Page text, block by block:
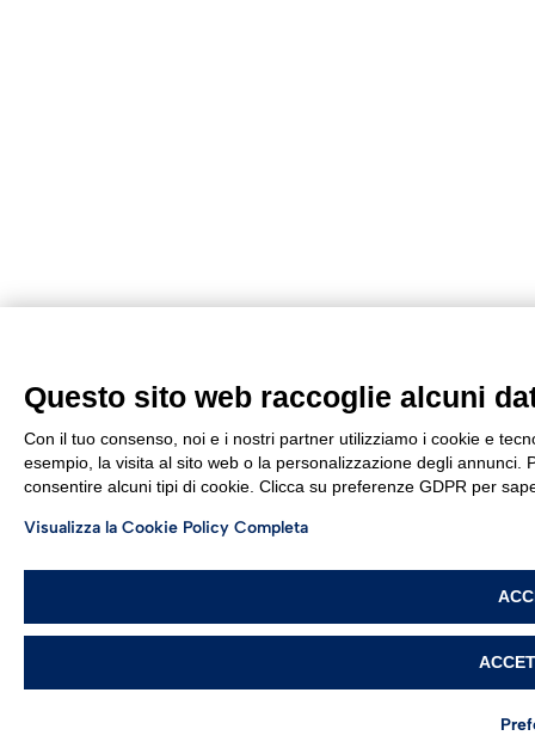
Questo sito web raccoglie alcuni
Con il tuo consenso, noi e i nostri partner utilizziamo i cookie e
esempio, la visita al sito web o la personalizzazione degli
consentire alcuni tipi di cookie. Clicca su preferenze GDPR per
Visualizza la Cookie Policy Completa